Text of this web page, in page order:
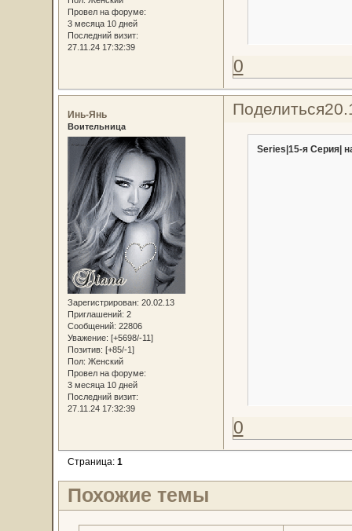
Провел на форуме:
3 месяца 10 дней
Последний визит:
27.11.24 17:32:39
0
Поделиться
Инь-Янь
Воительница
Зарегистрирован: 20.02.13
Приглашений: 2
Сообщений: 22806
Уважение: [+5698/-11]
Позитив: [+85/-1]
Пол: Женский
Провел на форуме:
3 месяца 10 дней
Последний визит:
27.11.24 17:32:39
Series|15-я Серия|
0
Страница: 1
Похожие темы